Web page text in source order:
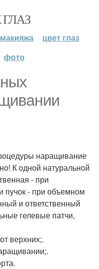
цвет глаз
фото
наращивание
К одной натуральной
- при
пучок - при объемном
и ответственный
гелевые патчи,
верхних;.